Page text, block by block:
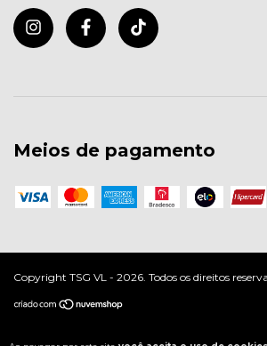
Meios de pagamento
Copyright TSG VL - 2026. Todos os direitos